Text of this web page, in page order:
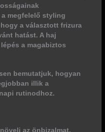
a megfelelő styling
a választott frizura
hatást. A haj
a magabiztos
bemutatjuk, hogyan
illik a
rutinodhoz.
az önbizalmat.